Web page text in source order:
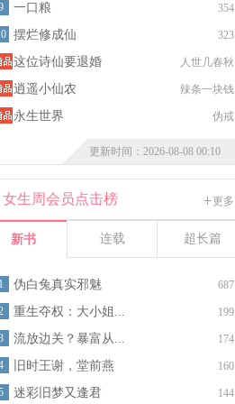
354
一口粮
323
摆烂修成仙
人世几春秋
这位诗仙要退婚
辣条一块钱
逍遥小仙农
伪戒
永生世界
更新时间：2026-08-08 00:10
更多
女生周会员点击榜
新书 连载 超长篇
687
1 伪白兔真实邪魅
199
重生夺权：大小姐...
174
流放边关？暴富从...
160
旧时王谢，堂前燕
144
迷彩旧梦又逢君